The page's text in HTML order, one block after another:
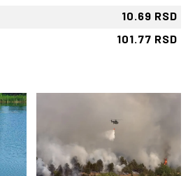
10.69 RSD
101.77 RSD